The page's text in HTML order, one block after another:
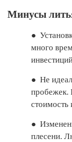
Минусы
●
много
● Не
пробежек.
стоимость
●
плесени.